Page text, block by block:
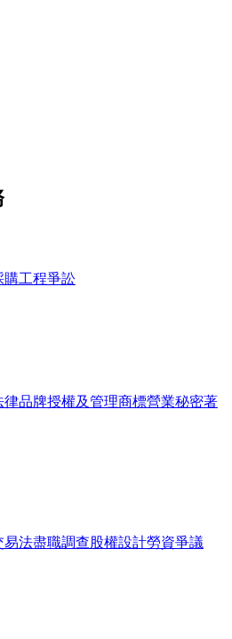
購工程爭訟
律品牌授權及管理商標營業秘密著
易法盡職調查股權設計勞資爭議